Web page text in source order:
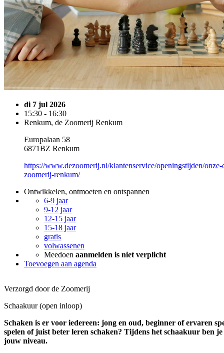
di 7 jul 2026
15:30 - 16:30
Renkum, de Zoomerij Renkum
Europalaan 58
6871BZ Renkum
https://www.dezoomerij.nl/klantenservice/openingstijden/
zoomerij-renkum/
Ontwikkelen, ontmoeten en ontspannen
6-9 jaar
9-12 jaar
12-15 jaar
15-18 jaar
gratis
volwassenen
Meedoen aanmelden is niet verplicht
Toevoegen aan agenda
Verzorgd door de Zoomerij
Schaakuur (open inloop)
Schaken is er voor iedereen: jong en oud, beginner of ervaren
spelen of juist beter leren schaken? Tijdens het schaakuur ben
jouw niveau.